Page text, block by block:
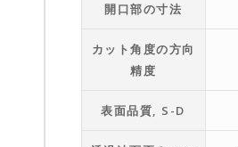
開口部の寸法
カット角度の方向
精度
表面品質, S-D